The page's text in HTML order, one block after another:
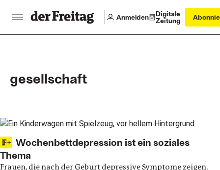
Anmelden
Digitale
Zeitung
gesellschaft
Main articles
Wochenbettdepression ist ein soziales
Thema
Frauen, die nach der Geburt depressive Symptome zeigen,